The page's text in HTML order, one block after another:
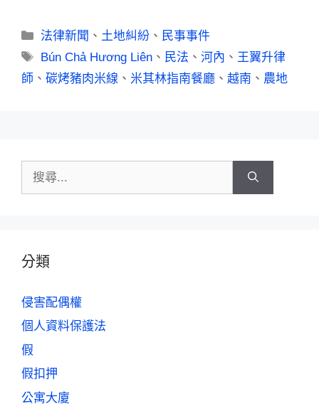
法律新聞 、 土地糾紛 、 民事事件
Bún Chả Hương Liên 、 民法 、河內 、 王翼升律
師 、 碳烤豬肉米線 、 米其林指南餐廳 、 越南 、 農地
分類
侵害配偶權
個人資料保護法
假
假扣押
公寓大廈